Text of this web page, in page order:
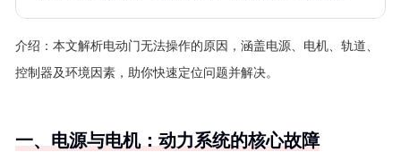
介绍： 本文解析电动门无法操作的原因，涵盖电源、电机、轨道、
控制器及环境因素，助你快速定位问题并解决。
一、电源与电机：动力系统的核心故障